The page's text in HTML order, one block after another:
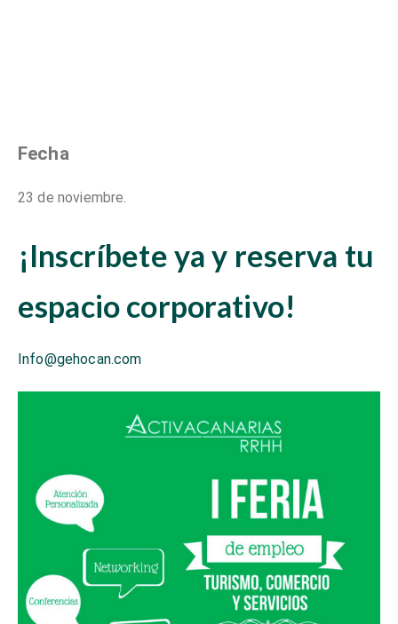
Fecha
23 de noviembre.
¡Inscríbete ya y reserva tu
espacio corporativo!
Info@gehocan.com